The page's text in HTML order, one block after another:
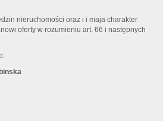
nieruchomości oraz i i maja charakter
oferty w rozumieniu art. 66 i następnych